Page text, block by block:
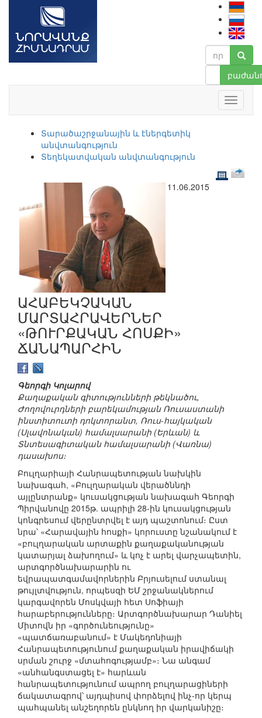
Տարածաշրջանային և էներգետիկ
անվտանգություն
Տեղեկատվական անվտանգություն
11.06.2015
ԱՀԱԲԵԿՉԱԿԱՆ
ՄԱՐՏԱՀՐԱՎԵՐՆԵՐ
«ԹՈՒՐՔԱԿԱՆ ՀՈՍՔԻ»
ՃԱՆԱՊԱՐՀԻՆ
Գեորգի Կոլարով
Քաղաքական գիտությունների թեկնածու,
Ժողովուրդների բարեկամության Ռուսաստանի
ինստիտուտի դոկտորանտ, Ռուս-հայկական
(Սլավոնական) համալսարանի (Երևան) և
Տնտեսագիտական համալսարանի (Վառնա)
դասախոս։
Բուլղարիայի Հանրապետության նախկին
նախագահ, «Բուլղարական վերածննդի
այլընտրանք» կուսակցության նախագահ Գեորգի
Պիրվանովը 2015թ. ապրիլի 28-ին կուսակցության
կոնգրեսում վերընտրվել է այդ պաշտոնում։ Ըստ
նրա՝ «Հարավային հոսքի» կորուստը նշանակում է
«բուլղարական արտաքին քաղաքականության
կատարյալ ձախողում» և կոչ է արել վարչապետին,
արտգործնախարարին ու
եվրապատգամավորներին Բրյուսելում ստանալ
թույլտվություն, որպեսզի ԵՄ շրջանակներում
կարգավորեն Մոսկվայի հետ Սոֆիայի
հարաբերությունները։ Արտգործնախարար Դանիել
Միտովն իր «գործունեությունը»
«պատճառաբանում» է Մակեդոնիայի
Հանրապետությունում քաղաքական իրավիճակի
սրման շուրջ «մտահոգությամբ»։ Նա անգամ
«անհանգստացել է» հարևան
հանրապետությունում ապրող բուլղարացիների
ճակատագրով՝ այդպիսով փորձելով ինչ-որ կերպ
պահպանել անշեղորեն ընկնող իր վարկանիշը։